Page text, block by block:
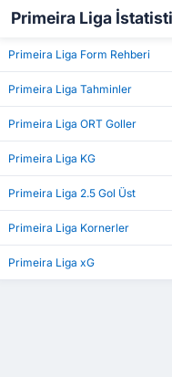
Primeira Liga
Primeira Liga Form Rehberi
Primeira Liga Tahminler
Primeira Liga ORT Goller
Primeira Liga KG
Primeira Liga 2.5 Gol Üst
Primeira Liga Kornerler
Primeira Liga xG